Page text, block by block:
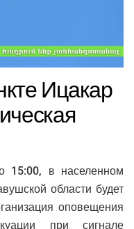
Ицакар
в населенном
области будет
оповещения
при сигнале